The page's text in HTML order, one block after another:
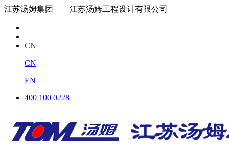
江苏汤姆集团——江苏汤姆工程设计有限公司
CN
CN
EN
400 100 0228